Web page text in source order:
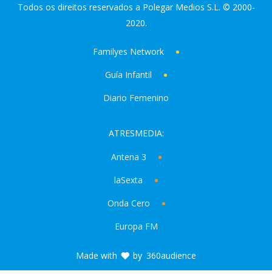
Todos os direitos reservados a Polegar Medios S.L. © 2000-
2020.
Familyes Network
Guía Infantil
Diario Femenino
ATRESMEDIA:
Antena 3
laSexta
Onda Cero
Europa FM
Made with by 360audience